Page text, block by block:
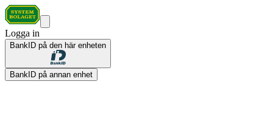
Logga in
BankID på den här enheten
BankID på annan enhet